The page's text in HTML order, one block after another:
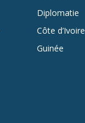
Diplomatie
Côte d’Ivoire
Guinée